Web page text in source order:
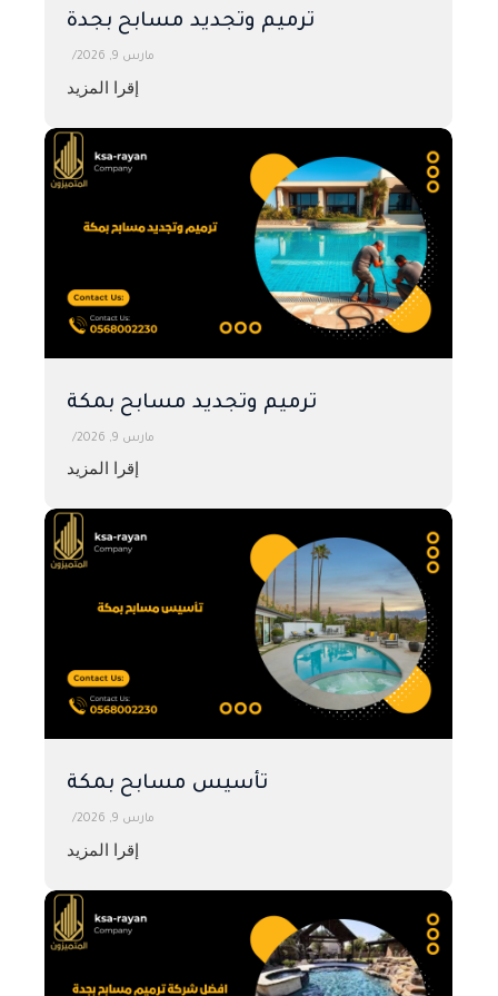
ترميم وتجديد مسابح بجدة
مارس 9, 2026 /
إقرا المزيد
ترميم وتجديد مسابح بمكة
مارس 9, 2026 /
إقرا المزيد
تأسيس مسابح بمكة
مارس 9, 2026 /
إقرا المزيد